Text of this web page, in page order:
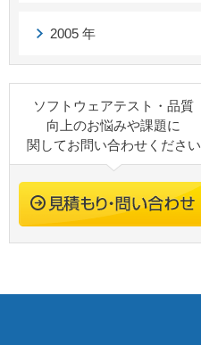
2005 年
ソフトウェアテスト・品質
向上のお悩みや課題に
関してお問い合わせください